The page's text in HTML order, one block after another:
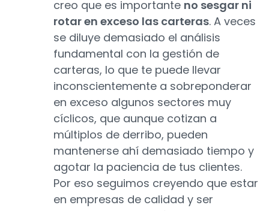
creo que es importante no sesgar ni
rotar en exceso las carteras. A veces
se diluye demasiado el análisis
fundamental con la gestión de
carteras, lo que te puede llevar
inconscientemente a sobreponderar
en exceso algunos sectores muy
cíclicos, que aunque cotizan a
múltiplos de derribo, pueden
mantenerse ahí demasiado tiempo y
agotar la paciencia de tus clientes.
Por eso seguimos creyendo que estar
en empresas de calidad y ser